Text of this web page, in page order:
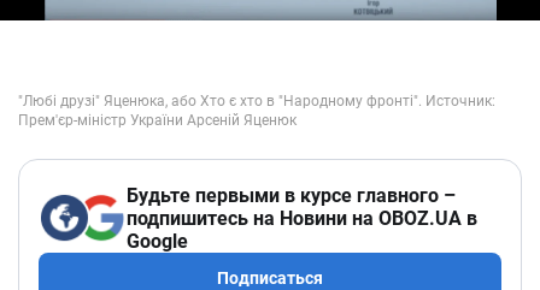
Будьте первыми в курсе главного –
подпишитесь на Новини на OBOZ.UA в
Google
Подписаться